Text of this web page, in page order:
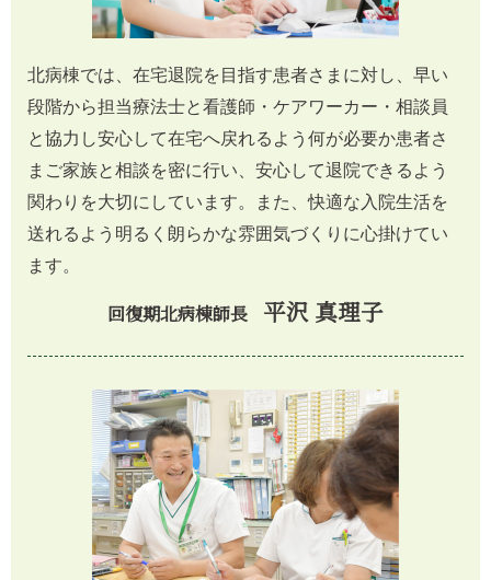
北病棟では、在宅退院を目指す患者さまに対し、早い
段階から担当療法士と看護師・ケアワーカー・相談員
と協力し安心して在宅へ戻れるよう何が必要か患者さ
まご家族と相談を密に行い、安心して退院できるよう
関わりを大切にしています。また、快適な入院生活を
送れるよう明るく朗らかな雰囲気づくりに心掛けてい
ます。
回復期北病棟師長 平沢 真理子